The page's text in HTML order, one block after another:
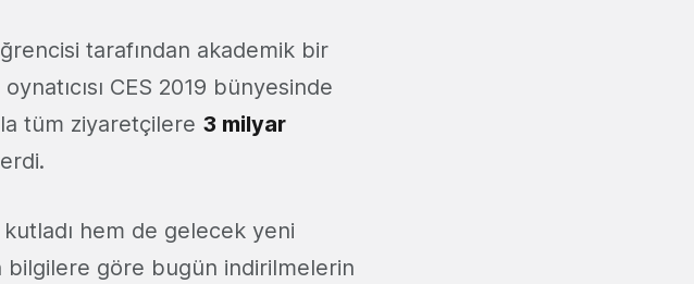
tarafından akademik bir
CES 2019 bünyesinde
tüm ziyaretçilere 3 milyar
hem de gelecek yeni
bilgilere göre bugün indirilmelerin